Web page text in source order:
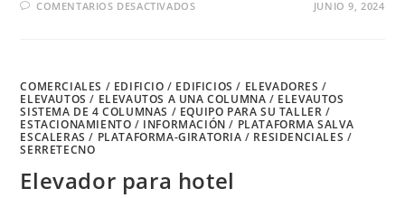
COMENTARIOS DESACTIVADOSEN JUNIO 9, 2024
COMERCIALES / EDIFICIO / EDIFICIOS / ELEVADORES /
ELEVAUTOS / ELEVAUTOS A UNA COLUMNA / ELEVAUTOS
SISTEMA DE 4 COLUMNAS / EQUIPO PARA SU TALLER /
ESTACIONAMIENTO / INFORMACIÓN / PLATAFORMA SALVA
ESCALERAS / PLATAFORMA-GIRATORIA / RESIDENCIALES /
SERRETECNO
Elevador para hotel